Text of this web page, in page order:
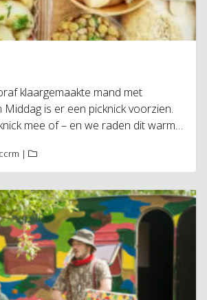
klaargemaakte mand met
is er een picknick voorzien.
mee of – en we raden dit warm…
ccrm |